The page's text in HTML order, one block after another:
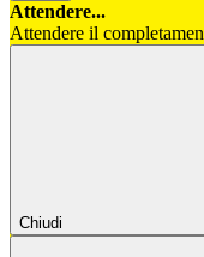
Attendere...
Attendere il
Chiudi